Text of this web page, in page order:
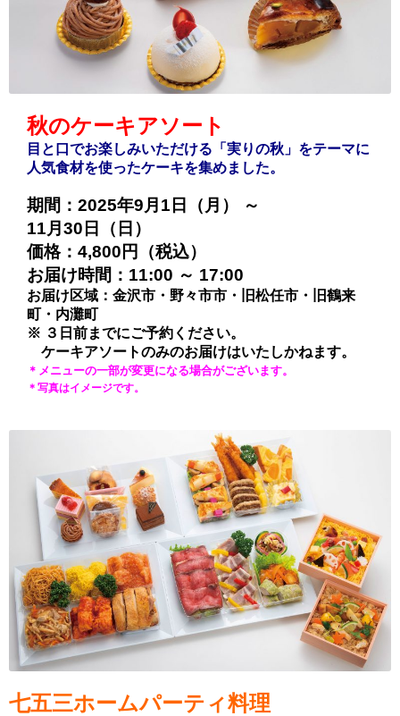
秋のケーキアソート
目と口でお楽しみいただける「実りの秋」をテーマに
人気食材を使ったケーキを集めました。
期間：2025年9月1日（月） ～
11月30日（日）
価格：4,800円（税込）
お届け時間：11:00 ～ 17:00
お届け区域：金沢市・野々市市・旧松任市・旧鶴来
町・内灘町
※ ３日前までにご予約ください。
ケーキアソートのみのお届けはいたしかねます。
＊メニューの一部が変更になる場合がございます。
＊写真はイメージです。
七五三ホームパーティ料理